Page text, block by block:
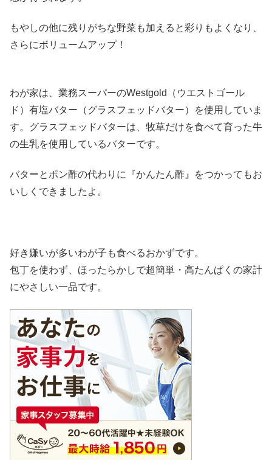
もやしの他に残りがちな野菜も加えると彩りもよくなり、
さらにボリュームアップ！
わが家は、業務スーパーのWestgold（ウエストゴール
ド）有塩バター（グラスフェッドバター）を使用していま
す。グラスフェッドバターは、牧草だけを食べて育った牛
の生乳を使用しているバターです。
バターとポン酢の代わりに『かんたん酢』をつかってもお
いしくできましたよ。
好き嫌いが多いわが子も食べるおかずです。
包丁を使わず、ほったらかしで超簡単・高たんぱくの家計
にやさしい一品です。